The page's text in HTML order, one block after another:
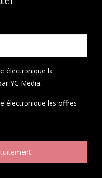
électronique la
YC Media.
électronique les offres